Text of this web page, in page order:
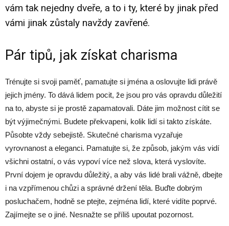
vám tak nejedny dveře, a to i ty, které by jinak před
vámi jinak zůstaly navždy zavřené.
Pár tipů, jak získat charisma
Trénujte si svoji paměť, pamatujte si jména a oslovujte lidi právě
jejich jmény. To dává lidem pocit, že jsou pro vás opravdu důležití
na to, abyste si je prostě zapamatovali. Dáte jim možnost cítit se
být výjimečnými. Budete překvapeni, kolik lidí si takto získáte.
Působte vždy sebejistě. Skutečné charisma vyzařuje
vyrovnanost a eleganci. Pamatujte si, že způsob, jakým vás vidí
všichni ostatní, o vás vypoví více než slova, která vyslovíte.
První dojem je opravdu důležitý, a aby vás lidé brali vážně, dbejte
i na vzpřímenou chůzi a správné držení těla. Buďte dobrým
posluchačem, hodně se ptejte, zejména lidí, které vidíte poprvé.
Zajímejte se o jiné. Nesnažte se příliš upoutat pozornost.